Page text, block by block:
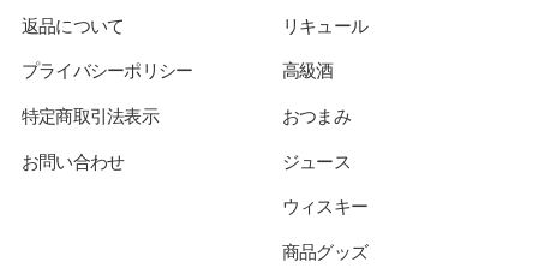
返品について
プライバシーポリシー
特定商取引法表示
お問い合わせ
リキュール
高級酒
おつまみ
ジュース
ウィスキー
商品グッズ